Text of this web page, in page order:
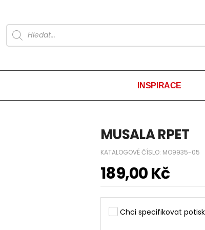
INSPIRACE
MUSALA RPET
KATALOGOVÉ ČÍSLO: MO9935-05
189,00Kč
Chci specifikovat potisk